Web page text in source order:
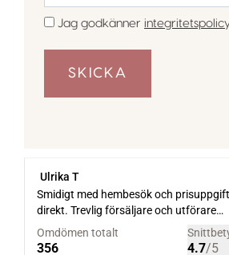
*
Samtycke
Jag godkänner